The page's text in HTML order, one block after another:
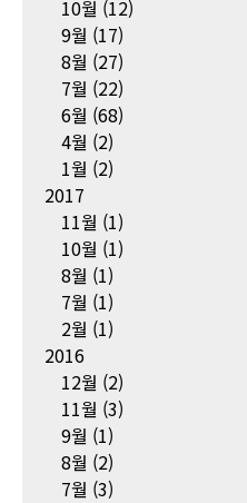
10월 (12)
9월 (17)
8월 (27)
7월 (22)
6월 (68)
4월 (2)
1월 (2)
2017
11월 (1)
10월 (1)
8월 (1)
7월 (1)
2월 (1)
2016
12월 (2)
11월 (3)
9월 (1)
8월 (2)
7월 (3)